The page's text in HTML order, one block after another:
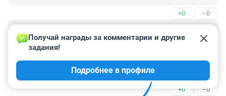
+0 –0
11 мая 2023, 18:10
Этажи в рекламе трендят, что у них все сделки
застрахованы, вот и надо их подтягивать на выплату.
Вообще как можно было взять на реализацию
недооформленную квартиру! Для такого агентства это
позор!
+0 –0
Получай награды за комментарии и другие
задания!
Подробнее в профиле